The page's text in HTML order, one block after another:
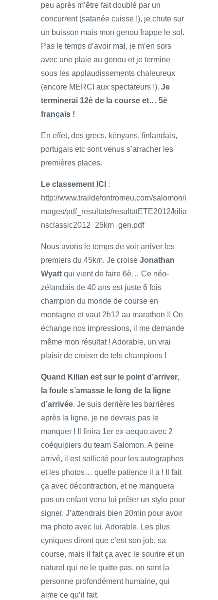
peu après m’être fait doublé par un
concurrent (satanée cuisse !), je chute sur
un buisson mais mon genou frappe le sol.
Pas le temps d’avoir mal, je m’en sors
avec une plaie au genou et je termine
sous les applaudissements chaleureux
(encore MERCI aux spectateurs !). Je
terminerai 12è de la course et… 5è
français !
En effet, des grecs, kényans, finlandais,
portugais etc sont venus s’arracher les
premières places.
Le classement ICI :
http://www.traildefontromeu.com/salomon/i
mages/pdf_resultats/resultatETE2012/kilia
nsclassic2012_25km_gen.pdf
Nous avons le temps de voir arriver les
premiers du 45km. Je croise Jonathan
Wyatt qui vient de faire 6è… Ce néo-
zélandais de 40 ans est juste 6 fois
champion du monde de course en
montagne et vaut 2h12 au marathon !! On
échange nos impressions, il me demande
même mon résultat ! Adorable, un vrai
plaisir de croiser de tels champions !
Quand Kilian est sur le point d’arriver,
la foule s’amasse le long de la ligne
d’arrivée. Je suis derrière les barrières
après la ligne, je ne devrais pas le
manquer ! Il finira 1er ex-aequo avec 2
coéquipiers du team Salomon. A peine
arrivé, il est sollicité pour les autographes
et les photos… quelle patience il a ! Il fait
ça avec décontraction, et ne manquera
pas un enfant venu lui prêter un stylo pour
signer. J’attendrais bien 20min pour avoir
ma photo avec lui. Adorable. Les plus
cyniques diront que c’est son job, sa
course, mais il fait ça avec le sourire et un
naturel qui ne le quitte pas, on sent la
personne profondément humaine, qui
aime ce qu’il fait.